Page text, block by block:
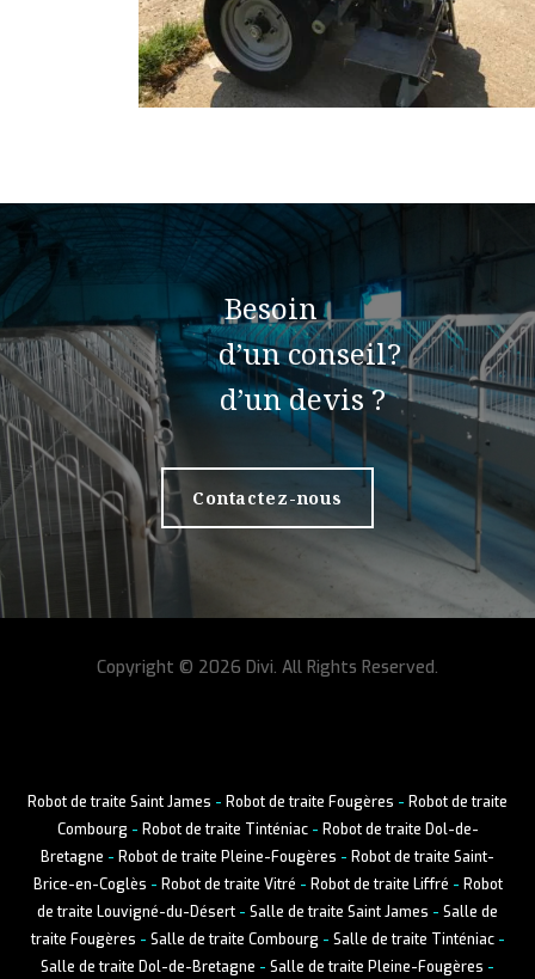
Besoin
d’un conseil?
d’un devis ?
Contactez-nous
Copyright © 2026 Divi. All Rights Reserved.
Robot de traite Saint James - Robot de traite Fougères - Robot de traite
Combourg - Robot de traite Tinténiac- Robot de traite Dol-de-
Bretagne - Robot de traite Pleine-Fougères - Robot de traite Saint-
Brice-en-Coglès - Robot de traite Vitré - Robot de traite Liffré - Robot
de traite Louvigné-du-Désert - Salle de traite Saint James - Salle de
traite Fougères - Salle de traite Combourg - Salle de traite Tinténiac-
Salle de traite Dol-de-Bretagne - Salle de traite Pleine-Fougères -